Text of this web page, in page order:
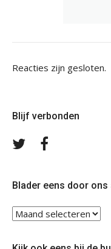
Reacties zijn gesloten.
Blijf verbonden
Volg
Blader eens door
Blader